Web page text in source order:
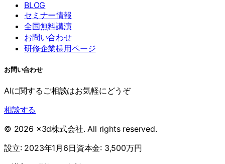
BLOG
セミナー情報
全国無料講演
お問い合わせ
研修企業様用ページ
お問い合わせ
AIに関するご相談はお気軽にどうぞ
相談する
© 2026 x3d株式会社. All rights reserved.
設立: 2023年1月6日資本金: 3,500万円